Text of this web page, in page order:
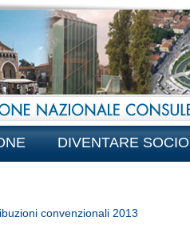
DIVENTARE SOCIO
convenzionali 2013